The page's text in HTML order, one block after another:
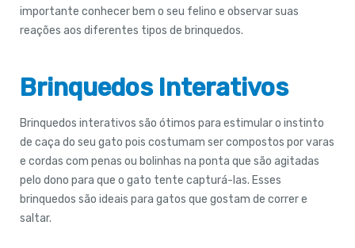
importante conhecer bem o seu felino e observar suas
reações aos diferentes tipos de brinquedos.
Brinquedos Interativos
Brinquedos interativos são ótimos para estimular o instinto
de caça do seu gato pois costumam ser compostos por varas
e cordas com penas ou bolinhas na ponta que são agitadas
pelo dono para que o gato tente capturá-las. Esses
brinquedos são ideais para gatos que gostam de correr e
saltar.